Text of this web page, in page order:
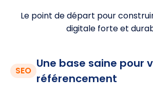
Le point de départ pour
digitale forte et
SEO
Une base saine pour
référencement